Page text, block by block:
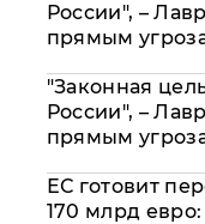
России", –
прямым
"Законная
России", –
прямым
ЕС готовит
170 млрд